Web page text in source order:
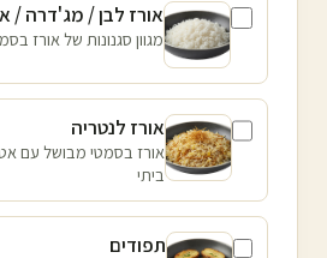
אורז לבן / מג'דרה /
מגוון סגנונות של אורז
אורז לנטריה
אורז בסמטי מבושל עם
ביתי
תפודים